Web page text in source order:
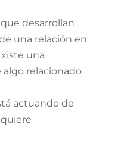
desarrollan
una relación en
una
relacionado
actuando de